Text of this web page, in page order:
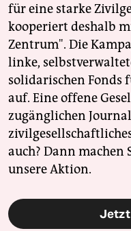
für eine starke
kooperiert deshalb
Zentrum". Die
linke,
solidarischen Fonds
auf. Eine offene
zugänglichen
auch? Dann machen
unsere Aktion.